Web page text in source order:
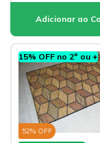
15% OFF no 2º ou +
52% OFF